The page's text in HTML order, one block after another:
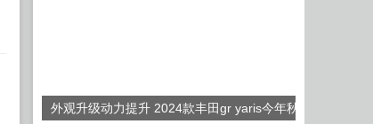
外观升级动力提升 2024款丰田gr yaris今年秋